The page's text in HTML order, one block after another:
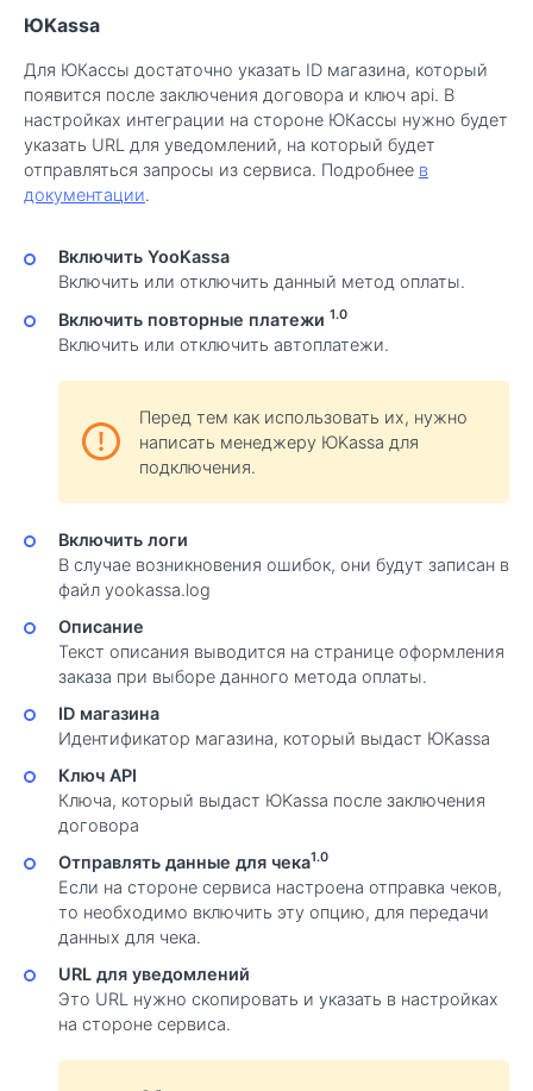
ЮKassa
Для ЮКассы достаточно указать ID магазина, который
появится после заключения договора и ключ api. В
настройках интеграции на стороне ЮКассы нужно будет
указать URL для уведомлений, на который будет
отправляться запросы из сервиса. Подробнее в
документации.
Включить YooKassa
Включить или отключить данный метод оплаты.
Включить повторные платежи 1.0
Включить или отключить автоплатежи.
Перед тем как использовать их, нужно
написать менеджеру ЮKassa для
подключения.
Включить логи
В случае возникновения ошибок, они будут записан в
файл yookassa.log
Описание
Текст описания выводится на странице оформления
заказа при выборе данного метода оплаты.
ID магазина
Идентификатор магазина, который выдаст ЮKassa
Ключ API
Ключа, который выдаст ЮKassa после заключения
договора
Отправлять данные для чека1.0
Если на стороне сервиса настроена отправка чеков,
то необходимо включить эту опцию, для передачи
данных для чека.
URL для уведомлений
Это URL нужно скопировать и указать в настройках
на стороне сервиса.